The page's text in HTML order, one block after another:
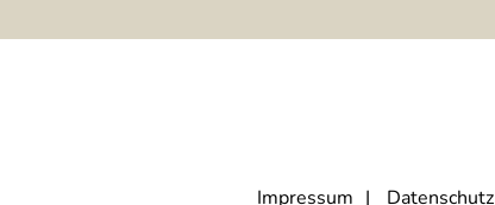
Impressum Datenschutz